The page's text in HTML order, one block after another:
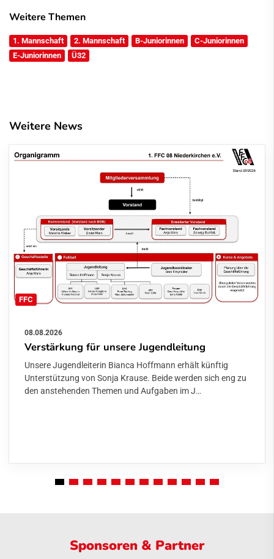
Weitere Themen
1. Mannschaft 2. Mannschaft B-Juniorinnen
C-Juniorinnen
E-Juniorinnen
Ü32
Weitere News
FFC
08.08.2026
Verstärkung für unsere Jugendleitung
Unsere Jugendleiterin Bianca Hoffmann erhält künftig
Unterstützung von Sonja Krause. Beide werden sich eng zu
den anstehenden Themen und Aufgaben im J…
Sponsoren & Partner